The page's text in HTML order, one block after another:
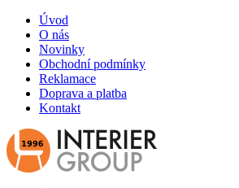
Úvod
O nás
Novinky
Obchodní podmínky
Reklamace
Doprava a platba
Kontakt